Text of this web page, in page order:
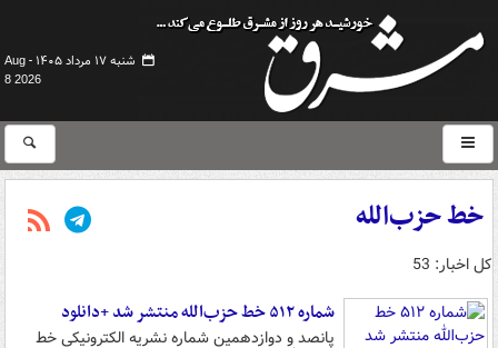
شنبه ۱۷ مرداد ۱۴۰۵ -
Aug
8 2026
خط حزب‌الله
کل اخبار: 53
شماره ۵۱۲ خط حزب‌الله منتشر شد +دانلود
پانصد و دوازدهمین شماره نشریه الکترونیکی خط